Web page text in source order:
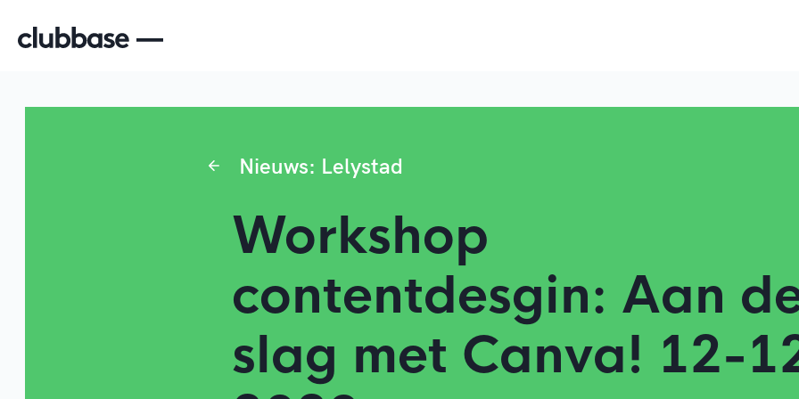
Nieuws: Lelystad
Workshop
contentdesgin: Aan
slag met Canva! 12-